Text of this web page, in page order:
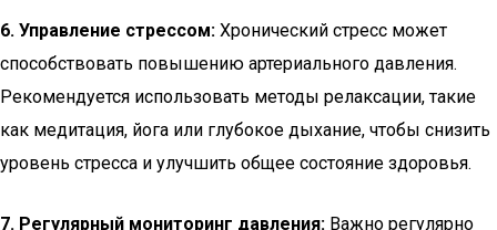
6. Управление стрессом: Хронический стресс может
способствовать повышению артериального давления.
Рекомендуется использовать методы релаксации, такие
как медитация, йога или глубокое дыхание, чтобы снизить
уровень стресса и улучшить общее состояние здоровья.
7. Регулярный мониторинг давления: Важно регулярно